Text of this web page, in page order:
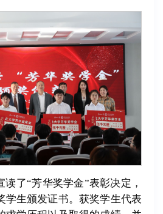
读了“芳华奖学金”表彰决定，
学生颁发证书。获奖学生代表